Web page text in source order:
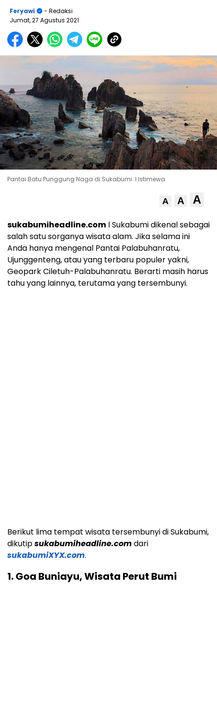
Feryawi
- Redaksi
Jumat, 27 Agustus 2021
Pantai Batu Punggung Naga di Sukabumi. l Istimewa
A A A
sukabumiheadline.com l Sukabumi dikenal sebagai
salah satu sorganya wisata alam. Jika selama ini
Anda hanya mengenal Pantai Palabuhanratu,
Ujunggenteng, atau yang terbaru populer yakni,
Geopark Ciletuh-Palabuhanratu. Berarti masih harus
tahu yang lainnya, terutama yang tersembunyi.
Berikut lima tempat wisata tersembunyi di Sukabumi,
dikutipsukabumiheadline.comdari
sukabumiXYX.com.
1. Goa Buniayu, Wisata Perut Bumi